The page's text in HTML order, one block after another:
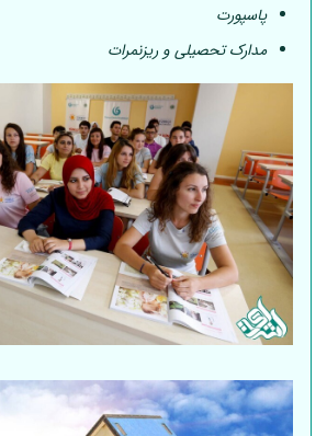
پاسپورت
مدارک تحصیلی و ریزنمرات